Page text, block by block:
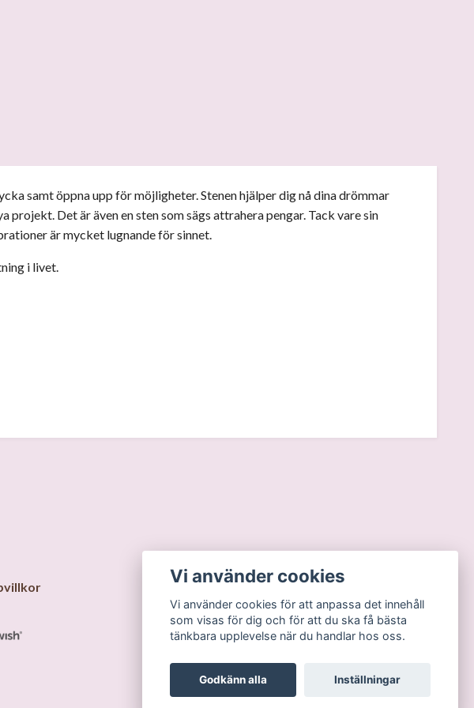
samt öppna upp för möjligheter. Stenen hjälper dig nå dina drömmar
Det är även en sten som sägs attrahera pengar. Tack vare sin
är mycket lugnande för sinnet.
i livet.
Vi använder cookies
Vi använder cookies för att anpassa det innehåll
som visas för dig och för att du ska få bästa
tänkbara upplevelse när du handlar hos oss.
Godkänn alla Inställningar